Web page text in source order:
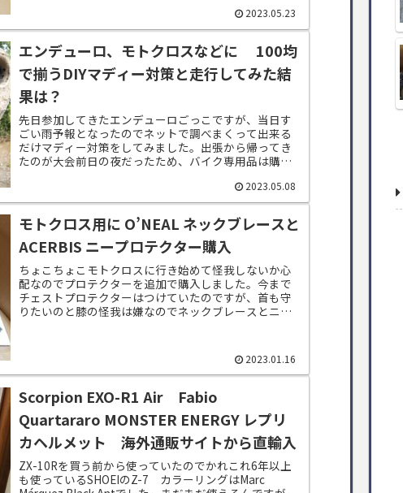
2023.05.23
エンデューロ、モトクロスなどに 100均
で揃うDIYマディー対策と走行してみた結
果は？
先日参加してきたエンデューロごっこですが、当日す
ごい雨予報となったのでネットで調べまくって出来る
だけマディー対策をしてみました。出張から帰ってき
たのが大会前日の夜だったため、バイク専用品は購入
2023.05.08
モトクロス用に O’NEAL ネックブレースと
ACERBIS ニープロテクター購入
ちょこちょこモトクロスに行き始めて怪我しないか心
配なのでプロテクターを追加で購入しました。今まで
チェストプロテクターはつけていたのですが、首も守
りたいのと膝の怪我は嫌なのでネックブレースとニー
2023.01.16
Scorpion EXO-R1 Air Fabio
Quartararo MONSTER ENERGY レプリ
カヘルメット 海外通販サイトから直輸入
ZX-10Rを買う前から使っていたのでかれこれ6年以上
も使っているSHOEIのZ-7 カラーリングはMarc